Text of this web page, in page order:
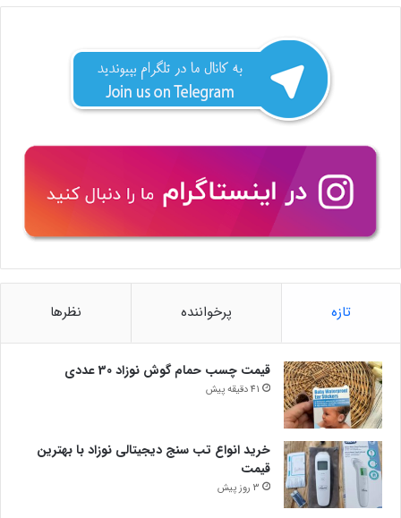
تازه پرخواننده نظرها
قیمت چسب حمام گوش نوزاد 30 عددی
41 دقیقه پیش
خرید انواع تب سنج دیجیتالی نوزاد با بهترین
قیمت
3 روز پیش